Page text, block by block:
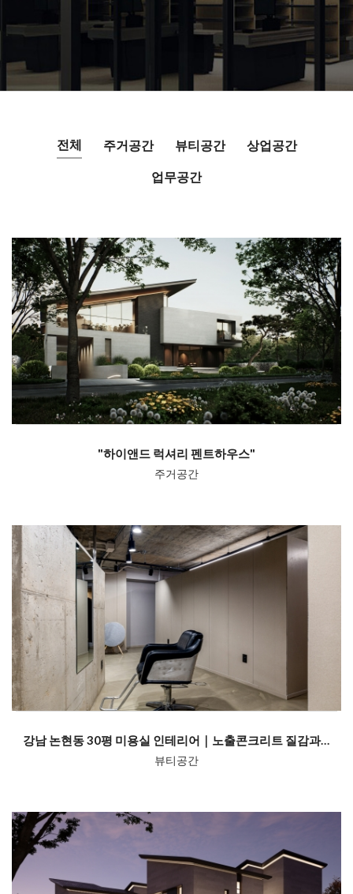
전체 주거공간 뷰티공간 상업공간
업무공간
"하이앤드 럭셔리 펜트하우스"
주거공간
강남 논현동 30평 미용실 인테리어｜노출콘크리트 질감과 조명 설계로 완성...
뷰티공간